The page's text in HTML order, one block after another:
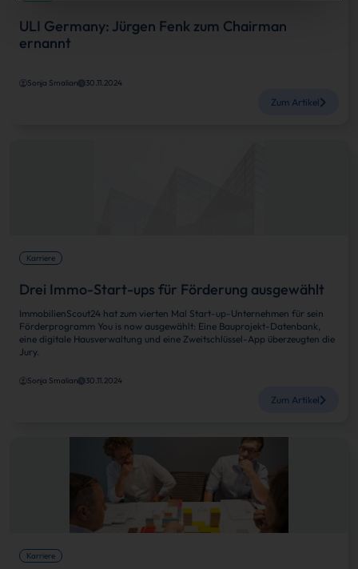
ULI Germany: Jürgen Fenk zum Chairman
ernannt
Sonja Smalian 30.11.2024
Zum Artikel
Karriere
Drei Immo-Start-ups für Förderung ausgewählt
ImmobilienScout24 hat zum vierten Mal Start-up-Unternehmen für sein
Förderprogramm You is now ausgewählt: Eine Bauprojekt-Datenbank,
eine digitale Hausverwaltung und eine Zweitschlüssel-App überzeugten die
Jury.
Sonja Smalian 30.11.2024
Zum Artikel
Karriere